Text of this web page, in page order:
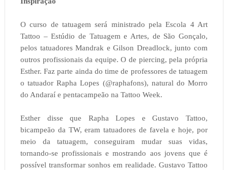
O curso de tatuagem será ministrado pela Escola 4 Art
Tattoo – Estúdio de Tatuagem e Artes, de São Gonçalo,
pelos tatuadores Mandrak e Gilson Dreadlock, junto com
outros profissionais da equipe. O de piercing, pela própria
Esther. Faz parte ainda do time de professores de tatuagem
o tatuador Rapha Lopes (@raphafons), natural do Morro
do Andaraí e pentacampeão na Tattoo Week.
Esther disse que Rapha Lopes e Gustavo Tattoo,
bicampeão da TW, eram tatuadores de favela e hoje, por
meio da tatuagem, conseguiram mudar suas vidas,
tornando-se profissionais e mostrando aos jovens que é
possível transformar sonhos em realidade. Gustavo Tattoo